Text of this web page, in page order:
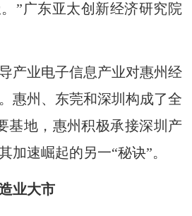
”广东亚太创新经济研究院
业电子信息产业对惠州经
惠州、东莞和深圳构成了全
基地，惠州积极承接深圳产
加速崛起的另一“秘诀”。
业大市